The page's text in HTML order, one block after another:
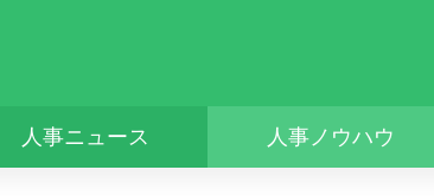
人事ニュース 人事ノウハウ